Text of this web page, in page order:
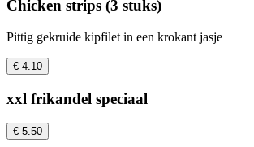
Chicken strips (3 stuks)
Pittig gekruide kipfilet in een krokant jasje
€ 4.10
xxl frikandel speciaal
€ 5.50